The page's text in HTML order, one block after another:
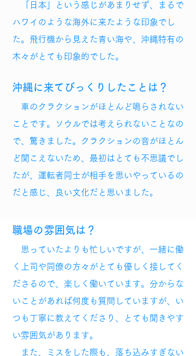
「日本」という感じがあまりせず、まるで
ハワイのような海外に来たような印象でし
た。飛行機から見えた青い海や、沖縄特有の
木々がとても印象的でした。
沖縄に来てびっくりしたことは？
車のクラクションがほとんど鳴らされない
ことです。ソウルでは考えられないことなの
で、驚きました。クラクションの音がほとん
ど聞こえないため、最初はとても不思議でし
たが、運転者同士が相手を思いやっているの
だと感じ、良い文化だと思いました。
職場の雰囲気は？
思っていたよりも忙しいですが、一緒に働
く上司や同僚の方々がとても優しく接してく
ださるので、楽しく働いています。分からな
いことがあれば何度も質問していますが、い
つも丁寧に教えてくださり、とても聞きやす
い雰囲気があります。
また、ミスをした際も、落ち込みすぎない